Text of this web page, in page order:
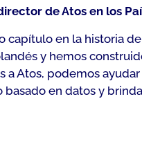
de Atos en los
capítulo en la historia
y hemos
Atos, podemos
en datos y